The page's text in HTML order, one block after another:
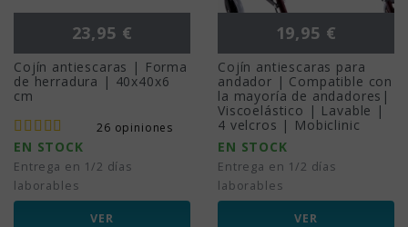
Precio
23,95 €
Cojín antiescaras | Forma
de herradura | 40x40x6
cm
26 opiniones
EN STOCK
Entrega en 1/2 días
laborables
VER
Precio
19,95 €
Cojín antiescaras para
andador | Compatible con
la mayoría de andadores|
Viscoelástico | Lavable |
4 velcros | Mobiclinic
EN STOCK
Entrega en 1/2 días
laborables
VER